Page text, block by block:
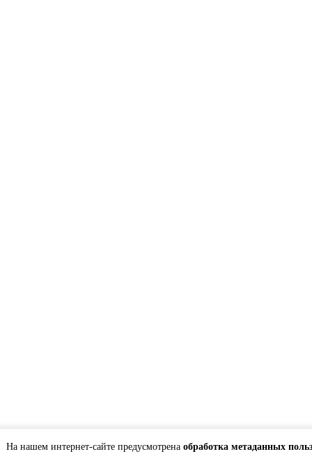
На нашем интернет-сайте предусмотрена обработка метаданных